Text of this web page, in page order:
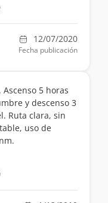
12/07/2020
Fecha publicación
5 horas
y descenso 3
Ruta clara, sin
uso de